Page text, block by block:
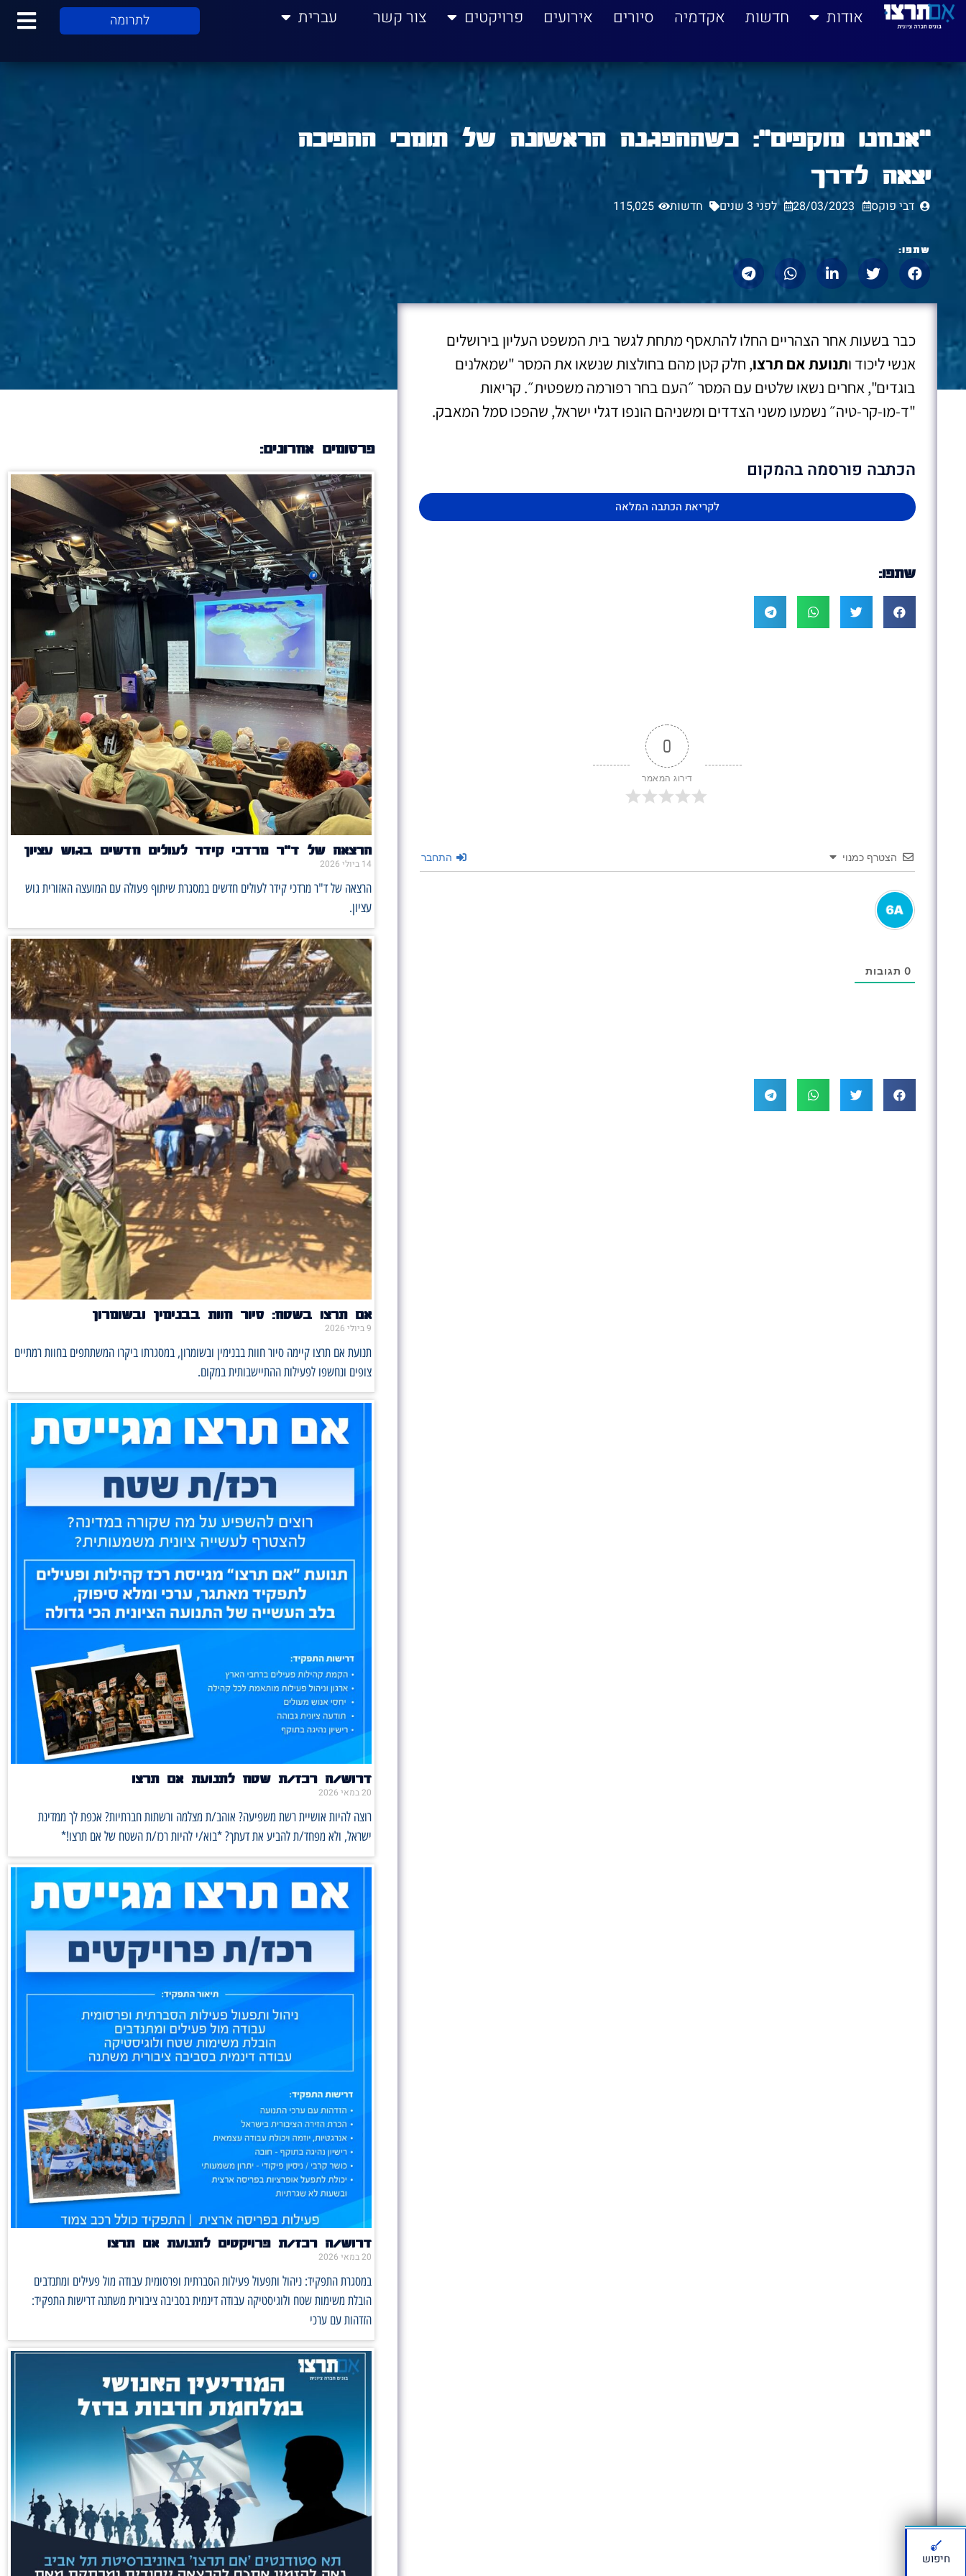
לתוכן אודות חדשות אקדמיה סיורים אירועים פרויקטים צור קשר עברית לתרומה
"אנחנו מוקפים": כשההפגנה הראשונה של תומכי ההפיכה
יצאה לדרך
דבי פוקס 28/03/2023 לפני 3 שנים חדשות 115,025
שתפו:
כבר בשעות אחר הצהריים החלו להתאסף מתחת לגשר בית המשפט העליון בירושלים
אנשי ליכוד ותנועת אם תרצו, חלק קטן מהם בחולצות שנשאו את המסר "שמאלנים
בוגדים", אחרים נשאו שלטים עם המסר ״העם בחר רפורמה משפטית״. קריאות
"ד-מו-קר-טיה״ נשמעו משני הצדדים ומשניהם הונפו דגלי ישראל, שהפכו סמל המאבק.
הכתבה פורסמה בהמקום
לקריאת הכתבה המלאה
שתפו:
0
דירוג המאמר
הצטרף כמנוי התחבר
0 תגובות
פרסומים אחרונים:
הרצאה של ד"ר מרדכי קידר לעולים חדשים בגוש עציון
14 ביולי 2026
הרצאה של ד"ר מרדכי קידר לעולים חדשים במסגרת שיתוף פעולה עם המועצה האזורית גוש
עציון.
אם תרצו בשטח: סיור חוות בבנימין ובשומרון
9 ביולי 2026
תנועת אם תרצו קיימה סיור חוות בבנימין ובשומרון, במסגרתו ביקרו המשתתפים בחוות רמתיים
צופים ונחשפו לפעילות ההתיישבותית במקום.
דרוש/ה רכז/ת שטח לתנועת אם תרצו
20 במאי 2026
רוצה להיות אושיית רשת משפיעה? אוהב/ת מצלמה ורשתות חברתיות? אכפת לך ממדינת
ישראל, ולא מפחד/ת להביע את דעתך? *בוא/י להיות רכז/ת השטח של אם תרצו!*
דרוש/ה רכז/ת פרויקטים לתנועת אם תרצו
20 במאי 2026
במסגרת התפקיד: ניהול ותפעול פעילות הסברתית ופרסומית עבודה מול פעילים ומתנדבים
הובלת משימות שטח ולוגיסטיקה עבודה דינמית בסביבה ציבורית משתנה דרישות התפקיד:
הזדהות עם ערכי
חיפוש